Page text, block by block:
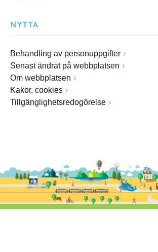
NYTTA
Behandling av personuppgifter
Senast ändrat på webbplatsen
Om webbplatsen
Kakor, cookies
Tillgänglighetsredogörelse